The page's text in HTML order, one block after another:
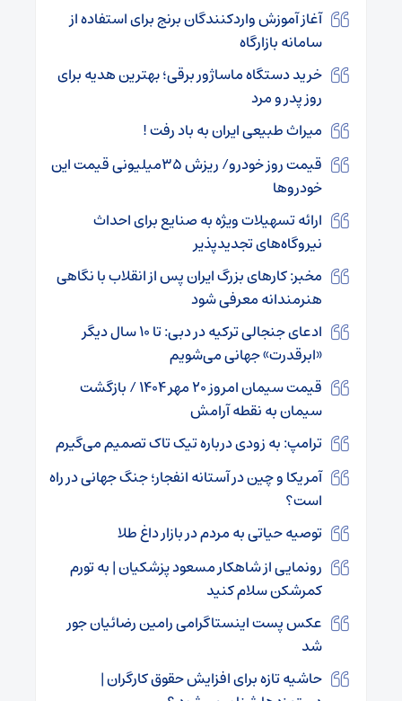
آغاز آموزش واردکنندگان برنج برای استفاده از
سامانه بازارگاه
خرید دستگاه ماساژور برقی؛ بهترین هدیه برای
روز پدر و مرد
میراث طبیعی ایران به باد رفت !
قیمت روز خودرو/ ریزش ۳۵میلیونی قیمت این
خودروها
ارائه تسهیلات ویژه به صنایع برای احداث
نیروگاه‌های تجدیدپذیر
مخبر: کارهای بزرگ ایران پس از انقلاب با نگاهی
هنرمندانه معرفی شود
ادعای جنجالی ترکیه در دبی: تا ۱۰ سال دیگر
«ابرقدرت» جهانی می‌شویم
قیمت سیمان امروز ۲۰ مهر ۱۴۰۴ / بازگشت
سیمان به نقطه آرامش
ترامپ: به زودی درباره تیک تاک تصمیم می‌گیرم
آمریکا و چین در آستانه انفجار؛ جنگ جهانی در راه
است؟
توصیه حیاتی به مردم در بازار داغ طلا
رونمایی از شاهکار مسعود پزشکیان | به تورم
کمرشکن سلام کنید
عکس پست اینستاگرامی رامین رضائیان جور
شد
حاشیه تازه برای افزایش حقوق کارگران |